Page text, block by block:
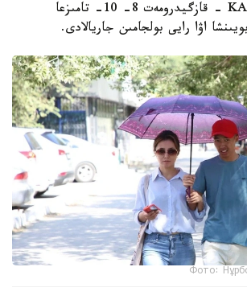
استانا. KAZINFORM - قازگيدرومەت 8- 10- تامىزعا
اۋا رايى بولجامىن جاريالادى.
Фото: